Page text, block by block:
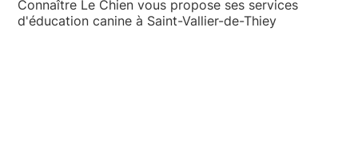
Connaître Le Chien vous propose ses services
d'éducation canine à Saint-Vallier-de-Thiey